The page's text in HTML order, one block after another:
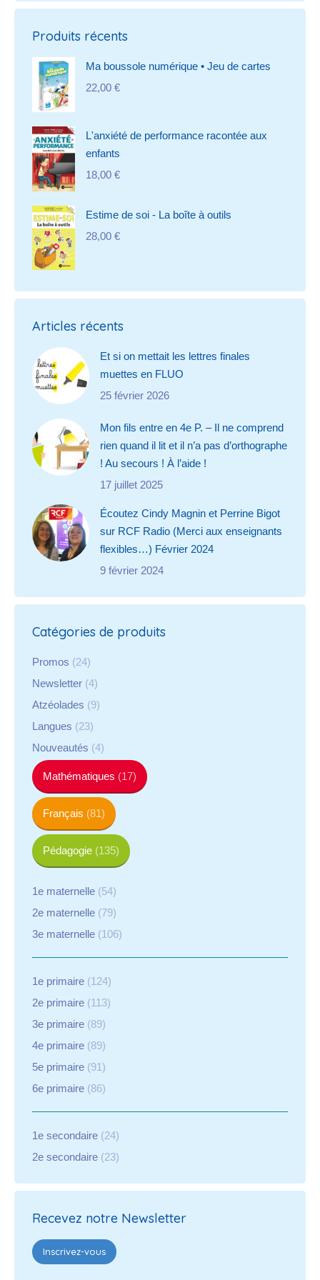
Produits récents
Ma boussole numérique • Jeu de cartes
22,00 €
L'anxiété de performance racontée aux
enfants
18,00 €
Estime de soi - La boîte à outils
28,00 €
Articles récents
Et si on mettait les lettres finales
muettes en FLUO
25 février 2026
Mon fils entre en 4e P. – Il ne comprend
rien quand il lit et il n’a pas d’orthographe
! Au secours ! À l’aide !
17 juillet 2025
Écoutez Cindy Magnin et Perrine Bigot
sur RCF Radio (Merci aux enseignants
flexibles…) Février 2024
9 février 2024
Catégories de produits
Promos (24)
Newsletter (4)
Atzéolades (9)
Langues (23)
Nouveautés (4)
Mathématiques (17)
Français (81)
Pédagogie (135)
1e maternelle (54)
2e maternelle (79)
3e maternelle (106)
1e primaire (124)
2e primaire (113)
3e primaire (89)
4e primaire (89)
5e primaire (91)
6e primaire (86)
1e secondaire (24)
2e secondaire (23)
Recevez notre Newsletter
Inscrivez-vous